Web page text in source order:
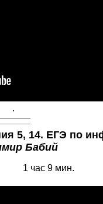
.
5, 14. ЕГЭ по
Бабий
1 час 9 мин.